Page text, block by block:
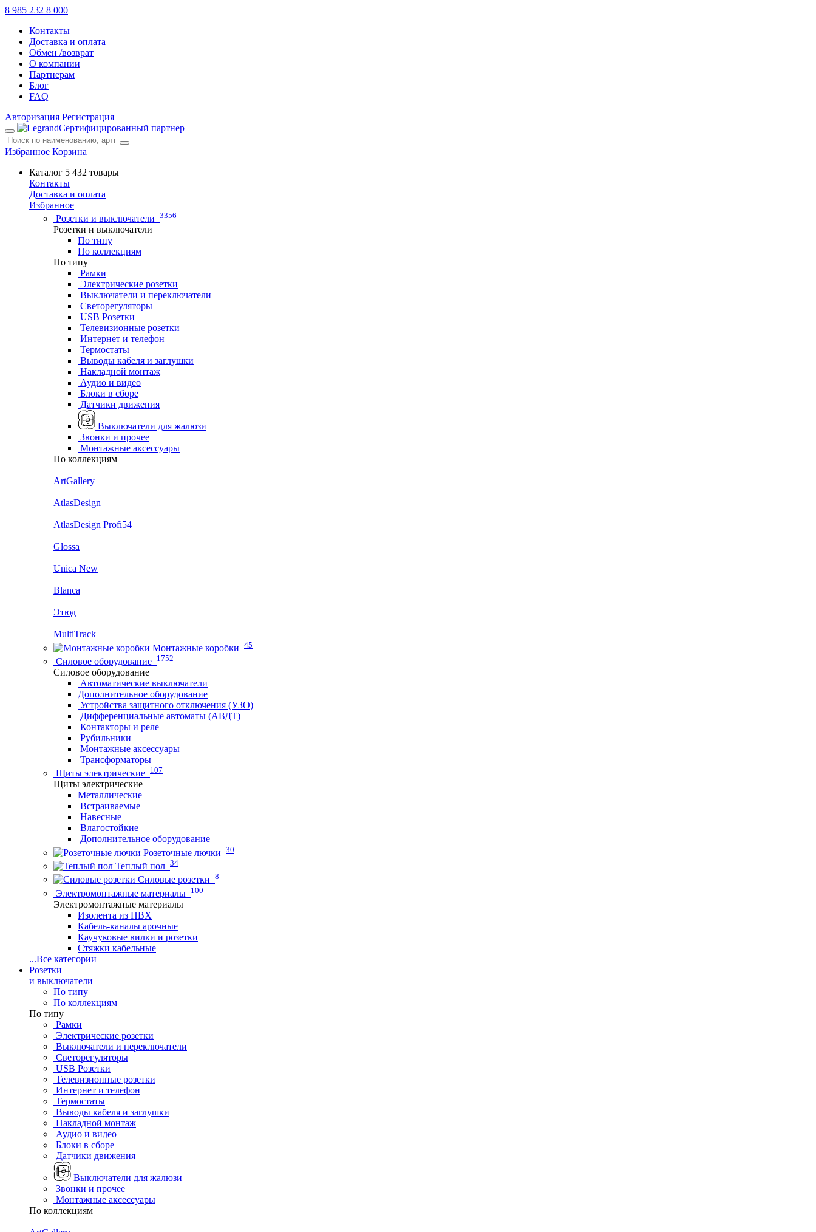
8 985 232 8 000
Контакты
Доставка и оплата
Обмен /возврат
О компании
Партнерам
Блог
FAQ
Авторизация Регистрация
Сертифицированный партнер
Избранное Корзина
Каталог 5 432 товары
Контакты
Доставка и оплата
Избранное
Розетки и выключатели 3356
Розетки и выключатели
По типу
По коллекциям
По типу
Рамки
Электрические розетки
Выключатели и переключатели
Светорегуляторы
USB Розетки
Телевизионные розетки
Интернет и телефон
Термостаты
Выводы кабеля и заглушки
Накладной монтаж
Аудио и видео
Блоки в сборе
Датчики движения
Выключатели для жалюзи
Звонки и прочее
Монтажные аксессуары
По коллекциям
ArtGallery
AtlasDesign
AtlasDesign Profi54
Glossa
Unica New
Blanca
Этюд
MultiTrack
Монтажные коробки 45
Силовое оборудование 1752
Силовое оборудование
Автоматические выключатели
Дополнительное оборудование
Устройства защитного отключения (УЗО)
Дифференциальные автоматы (АВДТ)
Контакторы и реле
Рубильники
Монтажные аксессуары
Трансформаторы
Щиты электрические 107
Щиты электрические
Металлические
Встраиваемые
Навесные
Влагостойкие
Дополнительное оборудование
Розеточные лючки 30
Теплый пол 34
Силовые розетки 8
Электромонтажные материалы 100
Электромонтажные материалы
Изолента из ПВХ
Кабель-каналы арочные
Каучуковые вилки и розетки
Стяжки кабельные
...Все категории
Розетки
и выключатели
По типу
По коллекциям
По типу
Рамки
Электрические розетки
Выключатели и переключатели
Светорегуляторы
USB Розетки
Телевизионные розетки
Интернет и телефон
Термостаты
Выводы кабеля и заглушки
Накладной монтаж
Аудио и видео
Блоки в сборе
Датчики движения
Выключатели для жалюзи
Звонки и прочее
Монтажные аксессуары
По коллекциям